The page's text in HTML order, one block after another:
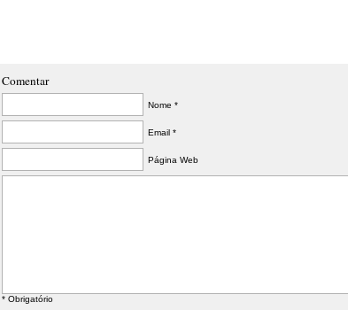
Comentar
Nome *
Email *
Página Web
* Obrigatório